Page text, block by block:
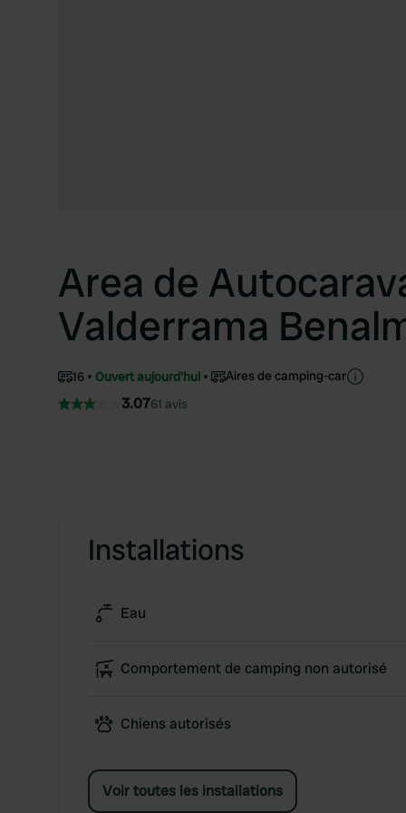
Area de
Valderrama
16 Ouvert aujourd'hui Aires de camping-car
3.0761 avis
Installations
Eau
Comportement de camping non autorisé
Chiens autorisés
Voir toutes les installations